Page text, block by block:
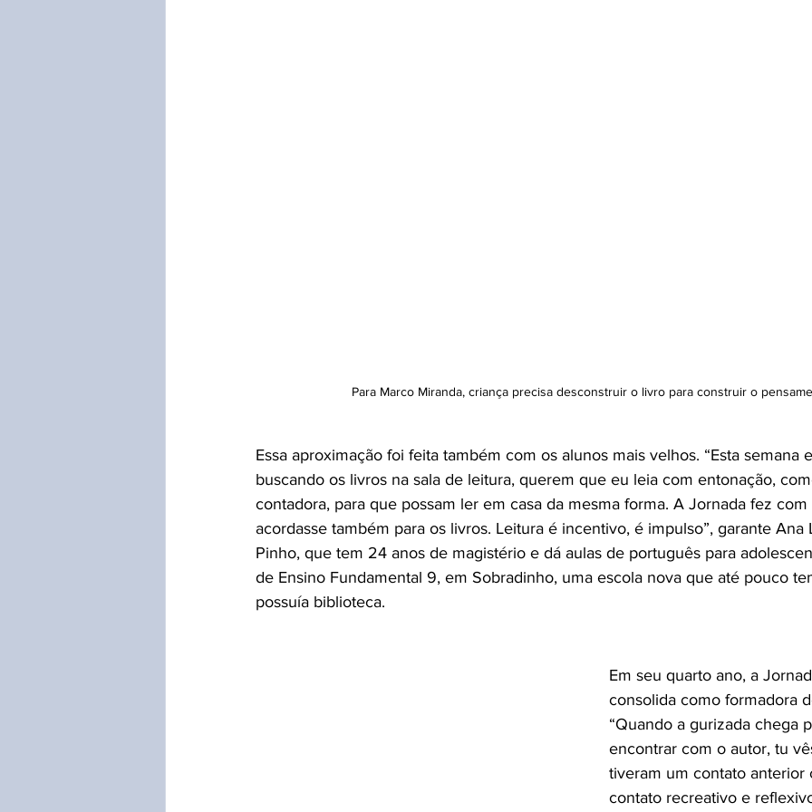
Para Marco Miranda, criança precisa desconstruir o livro para construir o
Essa aproximação foi feita também com os alunos mais velhos. “Esta semana
buscando os livros na sala de leitura, querem que eu leia com entonação,
contadora, para que possam ler em casa da mesma forma. A Jornada fez
acordasse também para os livros. Leitura é incentivo, é impulso”, garante
Pinho, que tem 24 anos de magistério e dá aulas de português para
de Ensino Fundamental 9, em Sobradinho, uma escola nova que até pouco
possuía biblioteca.
Em seu quarto ano, a
consolida como formadora
“Quando a gurizada chega
encontrar com o autor, tu
tiveram um contato
contato recreativo e